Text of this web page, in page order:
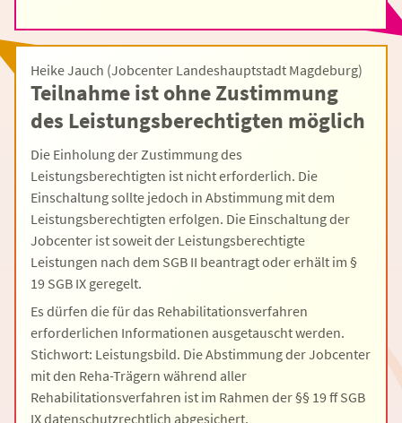
Heike Jauch (Jobcenter Landeshauptstadt Magdeburg)
Teilnahme ist ohne Zustimmung
des Leistungsberechtigten möglich
Die Einholung der Zustimmung des
Leistungsberechtigten ist nicht erforderlich. Die
Einschaltung sollte jedoch in Abstimmung mit dem
Leistungsberechtigten erfolgen. Die Einschaltung der
Jobcenter ist soweit der Leistungsberechtigte
Leistungen nach dem SGB II beantragt oder erhält im §
19 SGB IX geregelt.
Es dürfen die für das Rehabilitationsverfahren
erforderlichen Informationen ausgetauscht werden.
Stichwort: Leistungsbild. Die Abstimmung der Jobcenter
mit den Reha-Trägern während aller
Rehabilitationsverfahren ist im Rahmen der §§ 19 ff SGB
IX datenschutzrechtlich abgesichert.